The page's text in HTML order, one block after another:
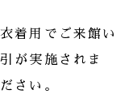
着用でご来館い
が実施されま
さい。